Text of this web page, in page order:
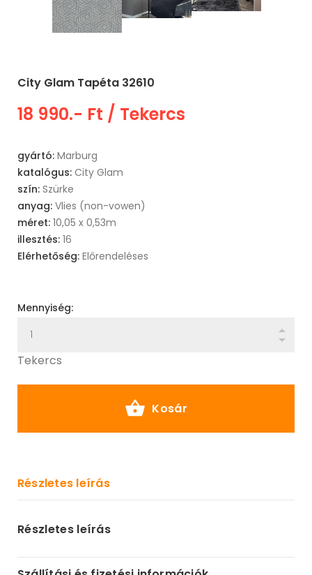
City Glam Tapéta 32610
18 990.- Ft / Tekercs
gyártó: Marburg
katalógus: City Glam
szín: Szürke
anyag: Vlies (non-vowen)
méret: 10,05 x 0,53m
illesztés: 16
Elérhetőség: Előrendeléses
Mennyiség:
Tekercs
Kosár
Részletes leírás
Részletes leírás